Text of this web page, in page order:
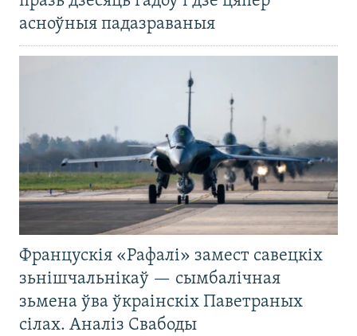
асноўныя падазраваныя
Францускія «Рафалі» замест савецкіх
зьнішчальнікаў — сымбалічная
зьмена ўва ўкраінскіх Паветраных
сілах. Аналіз Свабоды